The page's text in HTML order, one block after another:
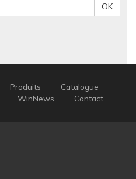
OK
Produits
Catalogue
WinNews Contact